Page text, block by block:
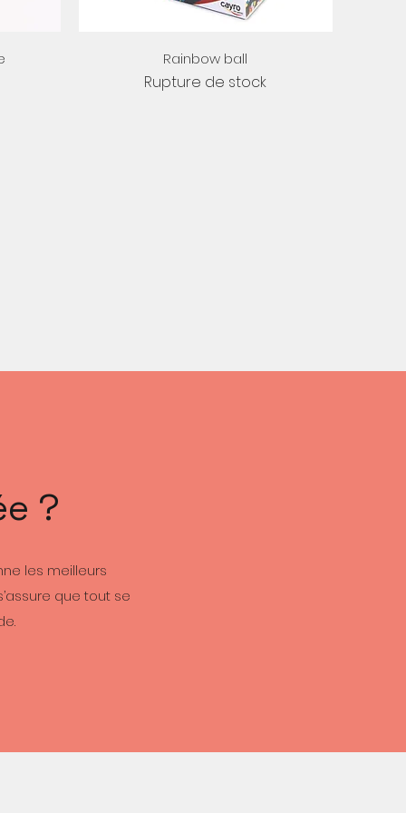
Aperçu rapide
Rainbow ball
Rupture de stock
?
les meilleurs
que tout se